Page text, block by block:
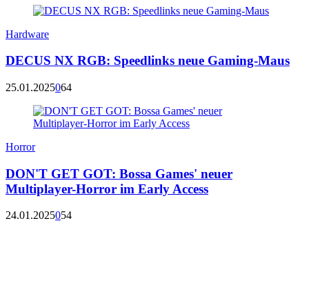
Hardware
DECUS NX RGB: Speedlinks neue Gaming-Maus
25.01.2025064
Horror
DON'T GET GOT: Bossa Games' neuer
Multiplayer-Horror im Early Access
24.01.2025054